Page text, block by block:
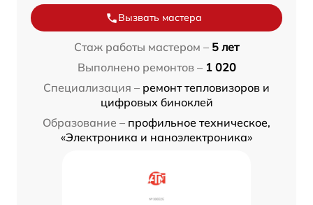
Вызвать мастера
Стаж работы мастером – 5 лет
Выполнено ремонтов – 1 020
Специализация – ремонт тепловизоров и
цифровых биноклей
Образование – профильное техническое,
«Электроника и наноэлектроника»